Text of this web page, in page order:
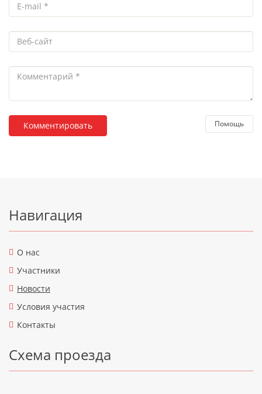
E-mail *
Веб-сайт
Комментарий *
Помощь
Навигация
О нас
Участники
Новости
Условия участия
Контакты
Схема проезда